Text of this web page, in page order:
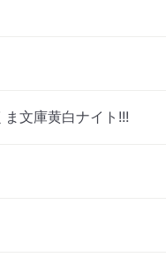
文庫黄白ナイト!!!